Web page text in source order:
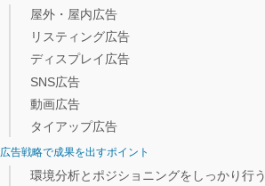
屋外・屋内広告
リスティング広告
ディスプレイ広告
SNS広告
動画広告
タイアップ広告
広告戦略で成果を出すポイント
環境分析とポジショニングをしっかり行う